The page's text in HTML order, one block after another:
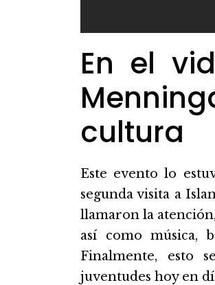
En el
cultura
Este evento lo
segunda visita a
llamaron la
así como música,
Finalmente, esto
juventudes hoy en